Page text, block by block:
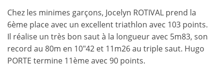
Chez les minimes garçons, Jocelyn ROTIVAL prend la
6ème place avec un excellent triathlon avec 103 points.
Il réalise un très bon saut à la longueur avec 5m83, son
record au 80m en 10″42 et 11m26 au triple saut. Hugo
PORTE termine 11ème avec 90 points.